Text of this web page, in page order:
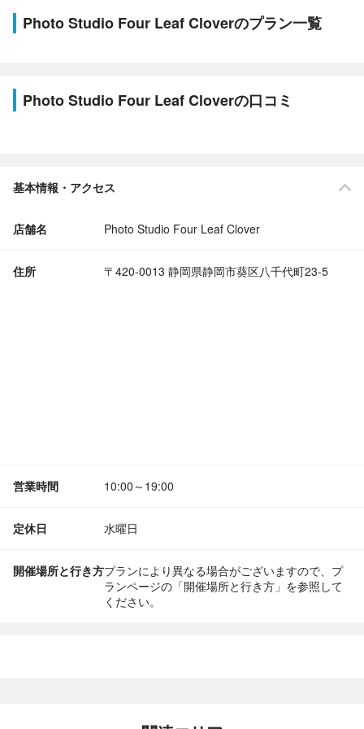
Photo Studio Four Leaf Cloverのプラン一覧
Photo Studio Four Leaf Cloverの口コミ
基本情報・アクセス
店舗名 Photo Studio Four Leaf Clover
住所 〒420-0013 静岡県静岡市葵区八千代町23-5
営業時間 10:00～19:00
定休日 水曜日
開催場所と行き方プランにより異なる場合がございますので、プ
ランページの「開催場所と行き方」を参照して
ください。